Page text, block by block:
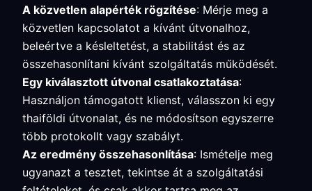
A közvetlen alapérték rögzítése: Mérje meg a
közvetlen kapcsolatot a kívánt útvonalhoz,
beleértve a késleltetést, a stabilitást és az
összehasonlítani kívánt szolgáltatás működését.
Egy kiválasztott útvonal csatlakoztatása:
Használjon támogatott klienst, válasszon ki egy
thaiföldi útvonalat, és ne módosítson egyszerre
több protokollt vagy szabályt.
Az eredmény összehasonlítása: Ismételje meg
ugyanazt a tesztet, tekintse át a szolgáltatási